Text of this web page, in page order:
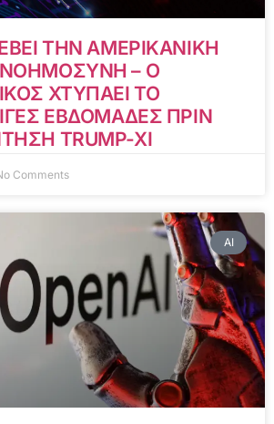
ΤΗΝ ΑΜΕΡΙΚΑΝΙΚΗ
– Ο
ΧΤΥΠΑΕΙ ΤΟ
ΕΒΔΟΜΑΔΕΣ ΠΡΙΝ
TRUMP-XI
Comments
AI